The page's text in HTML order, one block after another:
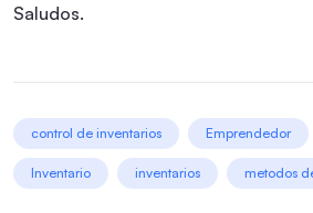
Saludos.
control de inventarios Emprendedor
Inventario inventarios metodos